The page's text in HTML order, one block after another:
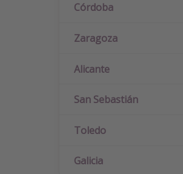
Córdoba
Zaragoza
Alicante
San Sebastián
Toledo
Galicia